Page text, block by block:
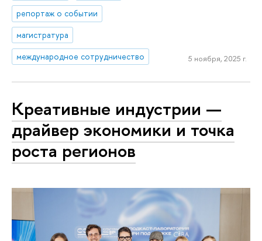
репортаж о событии
магистратура
международное сотрудничество
5 ноября, 2025 г.
Креативные индустрии —
драйвер экономики и точка
роста регионов